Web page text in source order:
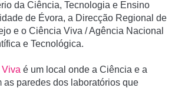
da Ciência, Tecnologia e Ensino
de Évora, a Direcção Regional de
e o Ciência Viva / Agência Nacional
e Tecnológica.
é um local onde a Ciência e a
as paredes dos laboratórios que